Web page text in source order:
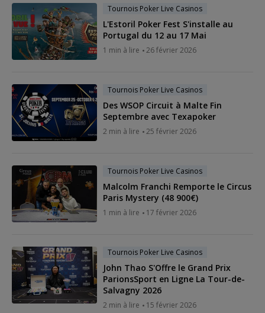
Tournois Poker Live Casinos
L'Estoril Poker Fest S'installe au
Portugal du 12 au 17 Mai
1 min à lire 26 février 2026
Tournois Poker Live Casinos
Des WSOP Circuit à Malte Fin
Septembre avec Texapoker
2 min à lire 25 février 2026
Tournois Poker Live Casinos
Malcolm Franchi Remporte le Circus
Paris Mystery (48 900€)
1 min à lire 17 février 2026
Tournois Poker Live Casinos
John Thao S'Offre le Grand Prix
ParionsSport en Ligne La Tour-de-
Salvagny 2026
2 min à lire 15 février 2026